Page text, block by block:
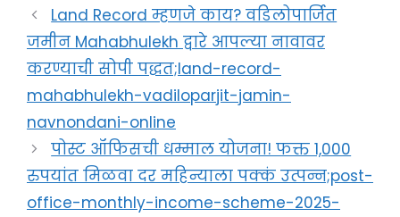
Land Record म्हणजे काय? वडिलोपार्जित
जमीन Mahabhulekh द्वारे आपल्या नावावर
करण्याची सोपी पद्धत;land-record-
mahabhulekh-vadiloparjit-jamin-
navnondani-online
पोस्ट ऑफिसची धम्माल योजना! फक्त 1,000
रुपयांत मिळवा दर महिन्याला पक्कं उत्पन्न;post-
office-monthly-income-scheme-2025-